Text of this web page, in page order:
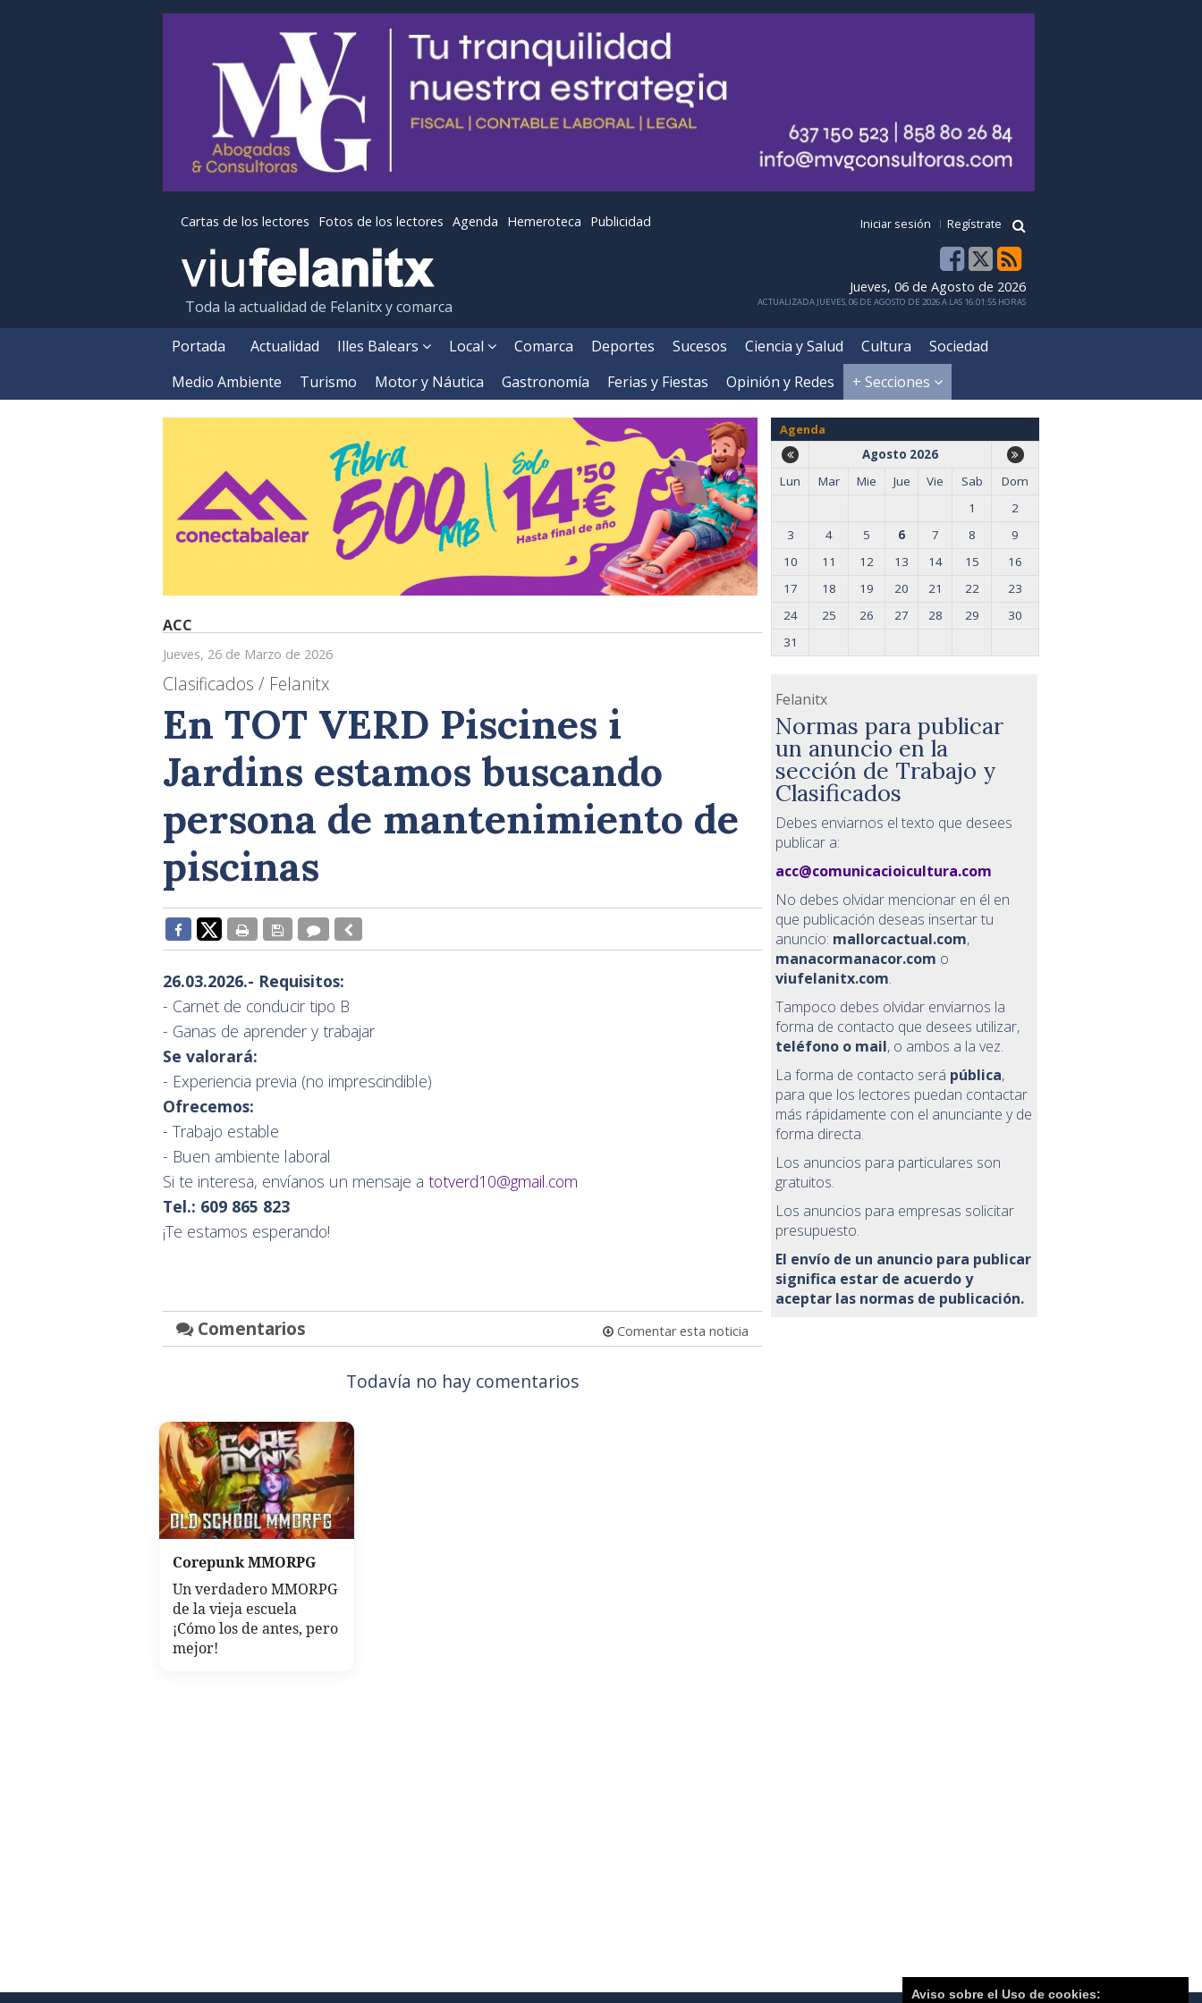
Cartas de los lectores Fotos de los lectores Agenda Hemeroteca Publicidad Iniciar sesión Regístrate
Toda la actualidad de Felanitx y comarca
Jueves, 06 de Agosto de 2026
ACTUALIZADA JUEVES, 06 DE AGOSTO DE 2026 A LAS 16:01:55 HORAS
Portada Actualidad Illes Balears Local Comarca Deportes Sucesos Ciencia y Salud Cultura
Sociedad
Medio Ambiente
Turismo Motor y Náutica Gastronomía Ferias y Fiestas Opinión y Redes + Secciones
ACC
Jueves, 26 de Marzo de 2026
Clasificados / Felanitx
En TOT VERD Piscines i
Jardins estamos buscando
persona de mantenimiento de
piscinas
26.03.2026.- Requisitos:
- Carnet de conducir tipo B
- Ganas de aprender y trabajar
Se valorará:
- Experiencia previa (no imprescindible)
Ofrecemos:
- Trabajo estable
- Buen ambiente laboral
Si te interesa, envíanos un mensaje a totverd10@gmail.com
Tel.: 609 865 823
¡Te estamos esperando!
Comentarios Comentar esta noticia
Todavía no hay comentarios
Corepunk MMORPG
Un verdadero MMORPG
de la vieja escuela
¡Cómo los de antes, pero
mejor!
Agenda
Agosto 2026
Lun
Mar Mie Jue Vie Sab
Dom
1
2
3
4 5 6 7 8
9
10
11 12 13 14 15
16
17
18 19 20 21 22
23
24
25 26 27 28 29
30
31
Felanitx
Normas para publicar
un anuncio en la
sección de Trabajo y
Clasificados
Debes enviarnos el texto que desees
publicar a:
acc@comunicacioicultura.com
No debes olvidar mencionar en él en
que publicación deseas insertar tu
anuncio: mallorcactual.com,
manacormanacor.com o
viufelanitx.com.
Tampoco debes olvidar enviarnos la
forma de contacto que desees utilizar,
teléfono o mail, o ambos a la vez.
La forma de contacto será pública,
para que los lectores puedan contactar
más rápidamente con el anunciante y de
forma directa.
Los anuncios para particulares son
gratuitos.
Los anuncios para empresas solicitar
presupuesto.
El envío de un anuncio para publicar
significa estar de acuerdo y
aceptar las normas de publicación.
Aviso sobre el Uso de cookies: